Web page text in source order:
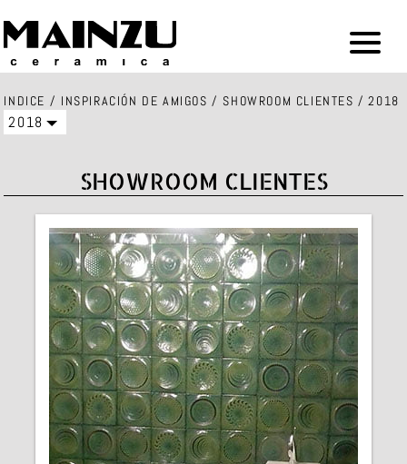
INDICE / INSPIRACIÓN DE AMIGOS / SHOWROOM CLIENTES / 2018
2018
SHOWROOM CLIENTES